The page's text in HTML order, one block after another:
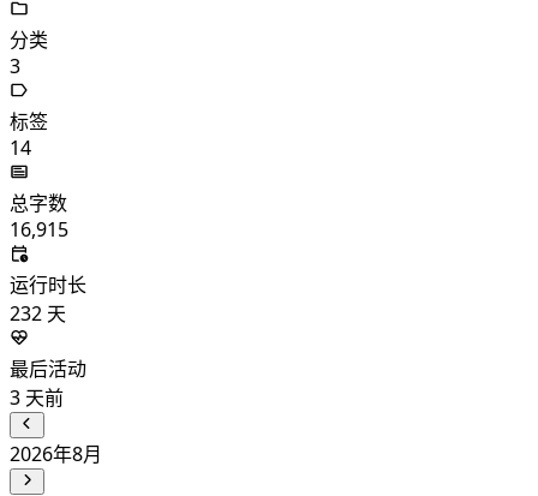
分类
3
标签
14
总字数
16,915
运行时长
232 天
最后活动
3 天前
2026年8月